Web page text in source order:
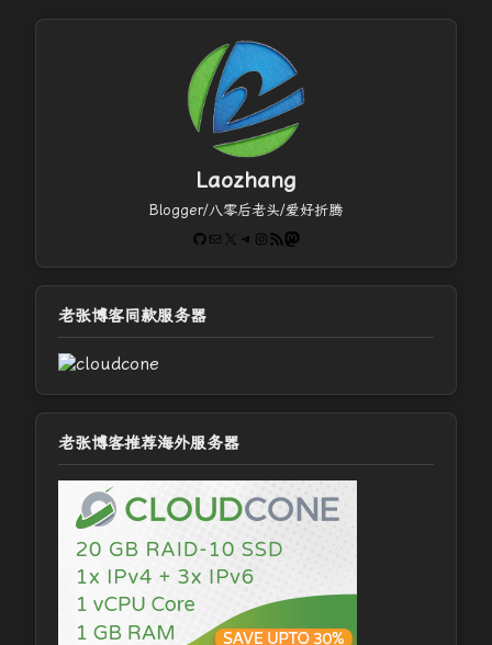
Laozhang
Blogger/八零后老头/爱好折腾
GitHub
电子邮件 X Telegram
Instagram
RSS FeedMastodon
老张博客同款服务器
老张博客推荐海外服务器